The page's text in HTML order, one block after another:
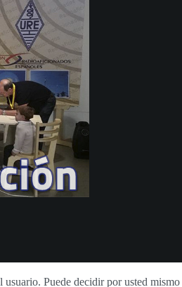
usuario. Puede decidir por usted mismo